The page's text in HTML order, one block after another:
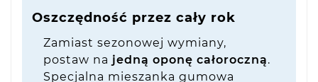
Oszczędność przez cały rok
Zamiast sezonowej wymiany,
postaw na jedną oponę całoroczną.
Specjalna mieszanka gumowa